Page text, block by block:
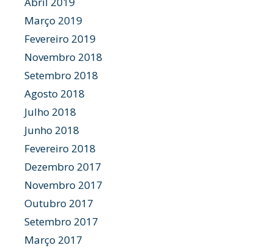
Março 2019
Fevereiro 2019
Novembro 2018
Setembro 2018
Agosto 2018
Julho 2018
Junho 2018
Fevereiro 2018
Dezembro 2017
Novembro 2017
Outubro 2017
Setembro 2017
Março 2017